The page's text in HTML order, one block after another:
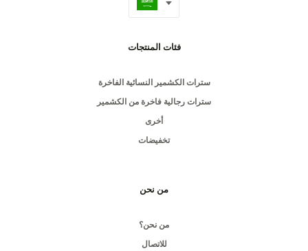
فئات المنتجات
سترات الكشمير النسائية الفاخرة
سترات رجالية فاخرة من الكشمير
أخرى
تخفيضات
من نحن
من نحن؟
للاتصال